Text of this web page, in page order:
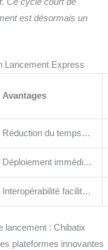
est désormais un
Lancement Express
Avantages
Réduction du temps de développement, facilité d’utilisation
Déploiement immédiat, gestion simplifiée
Interopérabilité facilitée, extension rapide
lancement : Chibatix
plateformes innovantes